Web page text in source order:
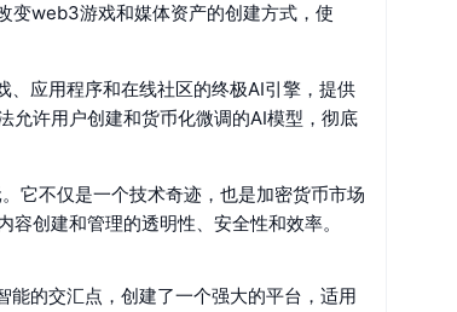
变web3游戏和媒体资产的创建方式，使
应用程序和在线社区的终极AI引擎，提供
允许用户创建和货币化微调的AI模型，彻底
它不仅是一个技术奇迹，也是加密货币市场
创建和管理的透明性、安全性和效率。
的交汇点，创建了一个强大的平台，适用